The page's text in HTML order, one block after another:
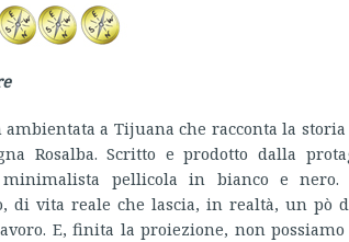
ambientata a Tijuana che racconta la
Rosalba. Scritto e prodotto dalla
pellicola in bianco e
di vita reale che lascia, in realtà, un pò
E, finita la proiezione, non